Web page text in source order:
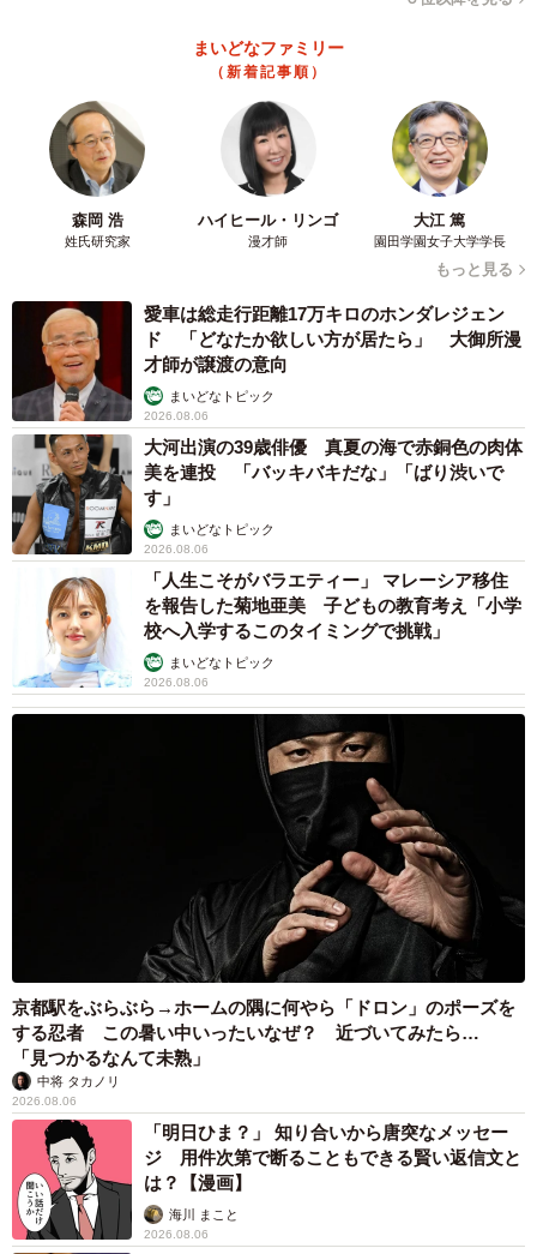
まいどなファミリー
（新着記事順）
森岡 浩
姓氏研究家
ハイヒール・リンゴ
漫才師
大江 篤
園田学園女子大学学長
もっと見る
愛車は総走行距離17万キロのホンダレジェン
ド 「どなたか欲しい方が居たら」 大御所漫
才師が譲渡の意向
まいどなトピック
2026.08.06
大河出演の39歳俳優 真夏の海で赤銅色の肉体
美を連投 「バッキバキだな」「ばり渋いで
す」
まいどなトピック
2026.08.06
「人生こそがバラエティー」 マレーシア移住
を報告した菊地亜美 子どもの教育考え「小学
校へ入学するこのタイミングで挑戦」
まいどなトピック
2026.08.06
京都駅をぶらぶら→ホームの隅に何やら「ドロン」のポーズを
する忍者 この暑い中いったいなぜ？ 近づいてみたら…
「見つかるなんて未熟」
中将 タカノリ
2026.08.06
「明日ひま？」 知り合いから唐突なメッセー
ジ 用件次第で断ることもできる賢い返信文と
は？【漫画】
海川 まこと
2026.08.06